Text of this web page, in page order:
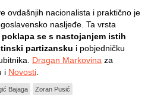
ovdašnjih nacionalista i praktično je
nasljeđe. Ta vrsta
poklapa se s nastojanjem istih
partizansku i pobjedničku
Dragan Markovina za
i Novosti
Bajaga Zoran Pusić